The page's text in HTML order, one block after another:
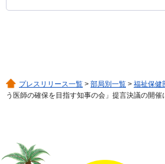
プレスリリース一覧 > 部局別一覧 > 福祉保健
う医師の確保を目指す知事の会」提言決議の開催